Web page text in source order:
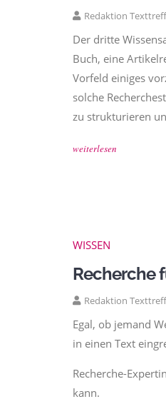
Redaktion
Der dritte
Buch, eine
Vorfeld einiges
solche
zu strukturieren
weiterlesen
WISSEN
Recherche
Redaktion
Egal, ob jemand
in einen Text
Recherche-Expertin
kann.